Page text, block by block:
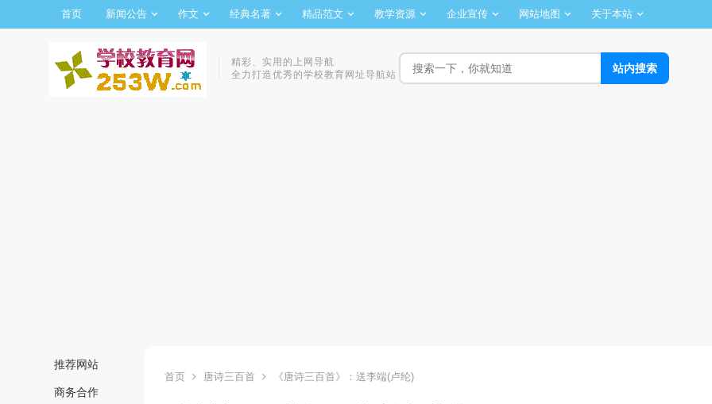
首页 新闻公告 作文 经典名著 精品范文 教学资源 企业宣传 网站地图 关于本站
精彩、实用的上网导航
全力打造优秀的学校教育网址导航站
推荐网站
商务合作
首页 唐诗三百首 《唐诗三百首》：送李端(卢纶)